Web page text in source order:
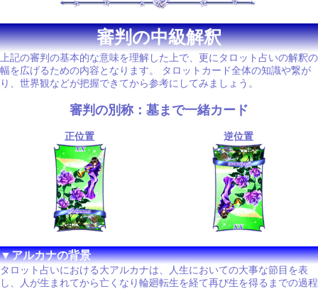
審判の中級解釈
上記の審判の基本的な意味を理解した上で、更にタロット占いの解釈の
幅を広げるための内容となります。 タロットカード全体の知識や繋が
り、世界観などが把握できてから参考にしてみましょう。
審判の別称：墓まで一緒カード
正位置 逆位置
▼アルカナの背景
タロット占いにおける大アルカナは、人生においての大事な節目を表
し、人が生まれてから亡くなり輪廻転生を経て再び生を得るまでの過程